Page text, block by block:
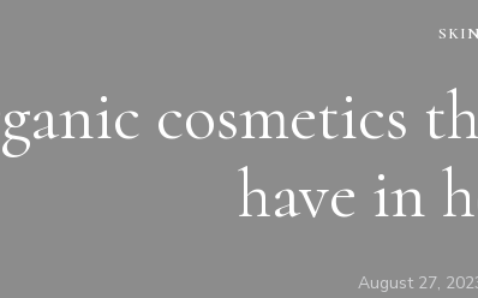
cosmetics
have in
August 27,